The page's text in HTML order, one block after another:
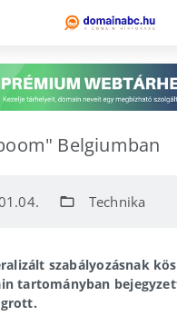
Belgiumban
folder_open Technika
szabályozásnak
tartományban